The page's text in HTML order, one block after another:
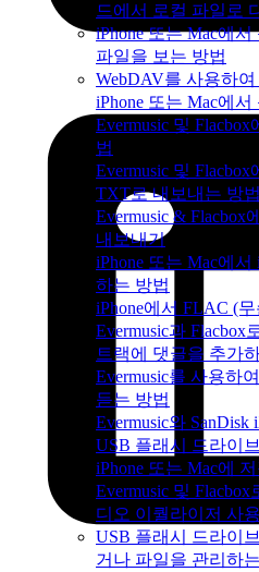
드에서 로컬 파일로
iPhone 또는 Mac에
파일을 보는 방법
WebDAV를 사용하
iPhone 또는 Mac에
Evermusic 및
법
Evermusic 및
TXT로 내보내는 방법
Evermusic & Flacbox
내보내기
iPhone 또는 Mac에
하는 방법
iPhone에서 FLAC (
Evermusic과 Flacbox
트랙에 댓글을 추가
Evermusic를 사용하
듣는 방법
Evermusic와 SanDisk
USB 플래시 드라이
iPhone 또는 Mac에
Evermusic 및
디오 이퀄라이저 사
USB 플래시 드라이
거나 파일을 관리하